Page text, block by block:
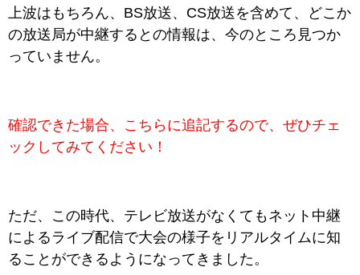
上波はもちろん、BS放送、CS放送を含めて、どこか
の放送局が中継するとの情報は、今のところ見つか
っていません。
確認できた場合、こちらに追記するので、ぜひチェ
ックしてみてください！
ただ、この時代、テレビ放送がなくてもネット中継
によるライブ配信で大会の様子をリアルタイムに知
ることができるようになってきました。